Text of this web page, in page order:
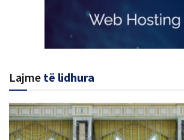
Lajme të lidhura